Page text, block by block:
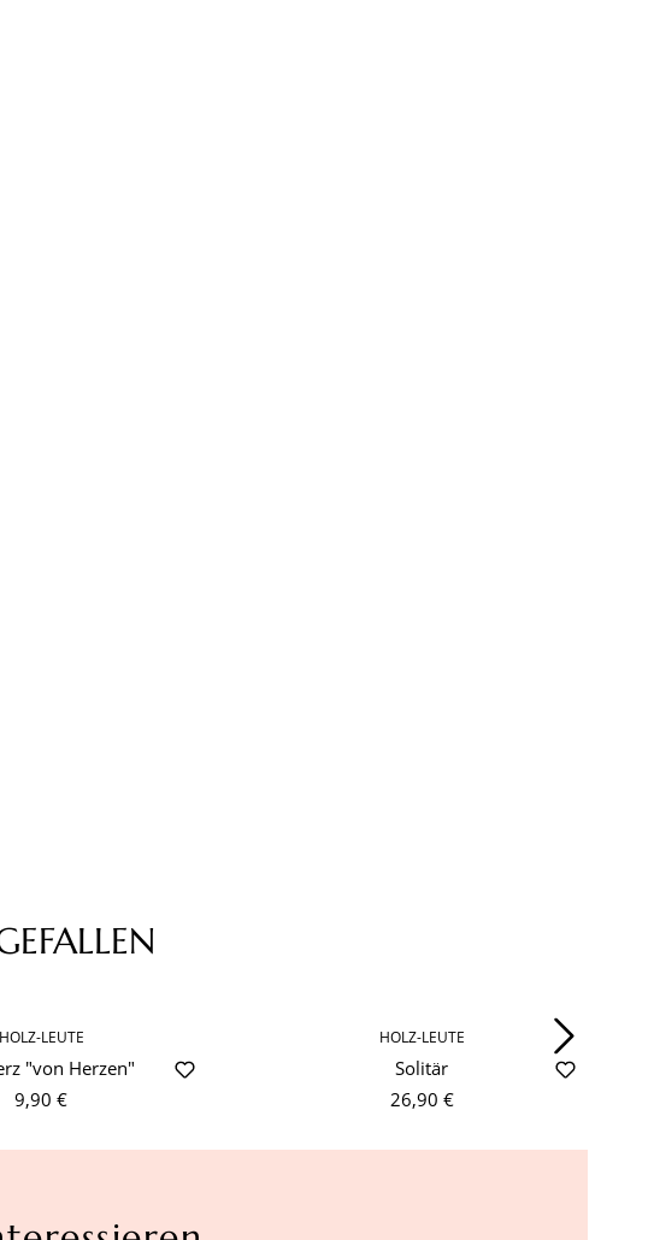
HOLZ-LEUTE
"von Herzen"
9,90 €
HOLZ-LEUTE
Solitär
26,90 €